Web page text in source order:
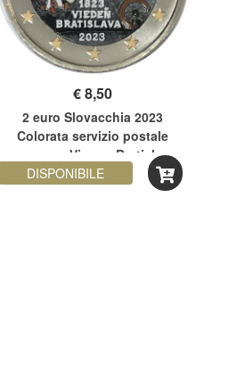
€8,50
2 euro Slovacchia 2023
Colorata servizio postale
espresso Vienna-Bratislava
DISPONIBILE